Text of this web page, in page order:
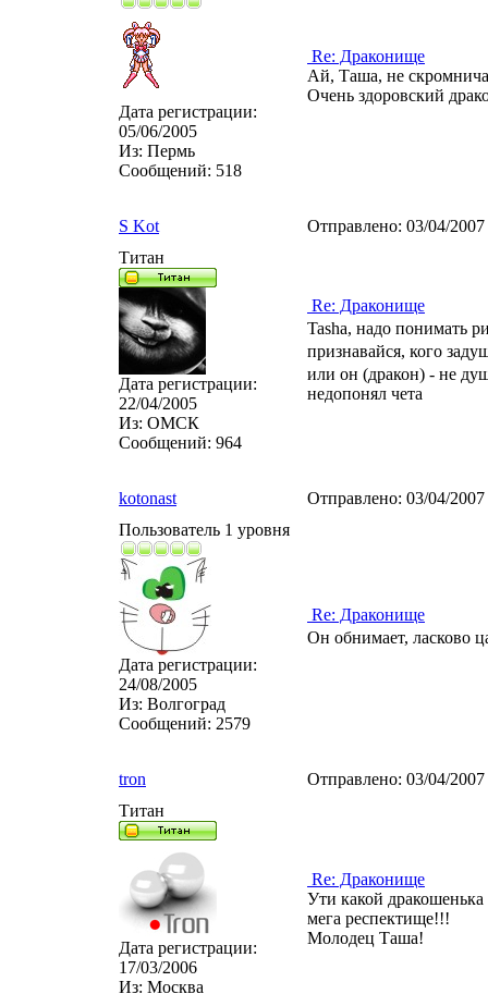
Дата регистрации:
05/06/2005
Из: Пермь
Сообщений: 518
Re: Драконище
Ай, Таша, не
Очень здоровский
S Kot Отправлено: 03/04/
Титан
Дата регистрации:
22/04/2005
Из: ОМСК
Сообщений: 964
Re: Драконище
Tasha, надо понимать
признавайся, кого
или он (дракон) - не
недопонял чета
kotonast Отправлено: 03/04/
Пользователь 1 уровня
Дата регистрации:
24/08/2005
Из: Волгоград
Сообщений: 2579
Re: Драконище
Он обнимает, ласково
tron Отправлено: 03/04/
Титан
Дата регистрации:
17/03/2006
Из: Москва
Re: Драконище
Ути какой дракошенька
мега респектище!!!
Молодец Таша!